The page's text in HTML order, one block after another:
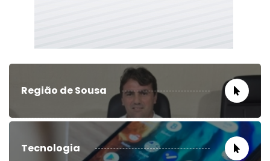
Região de Sousa
Tecnologia